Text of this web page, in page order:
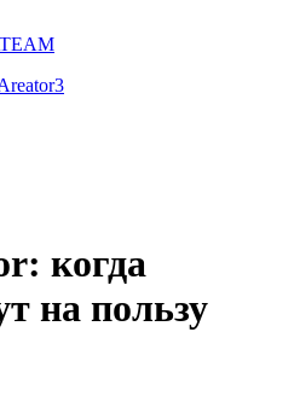
когда
на пользу